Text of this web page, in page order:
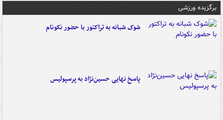
برگزیده ورزشی
شوک شبانه به تراکتور با حضور نکونام
پاسخ نهایی حسین‌نژاد به پرسپولیس